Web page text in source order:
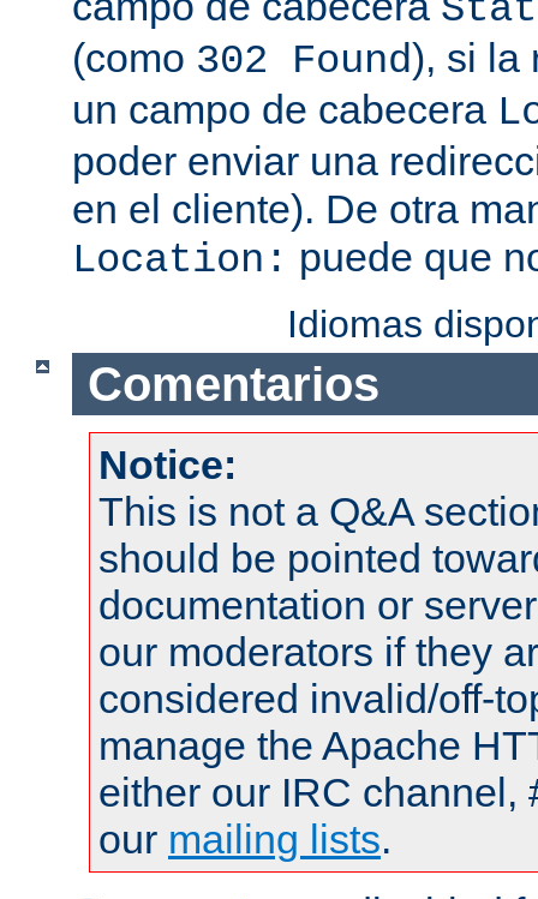
(como 302 Found), si la
un campo de cabecera
poder enviar una
en el cliente). De otra
Location: puede que
Idiomas
Comentarios
Notice:
This is not a Q&A
should be pointed
documentation or
our moderators if they
considered invalid/off-
manage the Apache
either our IRC channel,
our mailing lists.